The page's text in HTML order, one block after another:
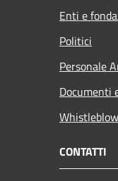
Enti e
Politici
Personale
Documenti
CONTATTI